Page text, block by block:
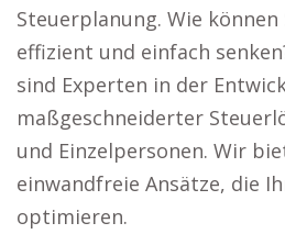
Steuerplanung. Wie
effizient und einfach
sind Experten in der
maßgeschneiderter
und Einzelpersonen. Wir
einwandfreie Ansätze, die
optimieren.